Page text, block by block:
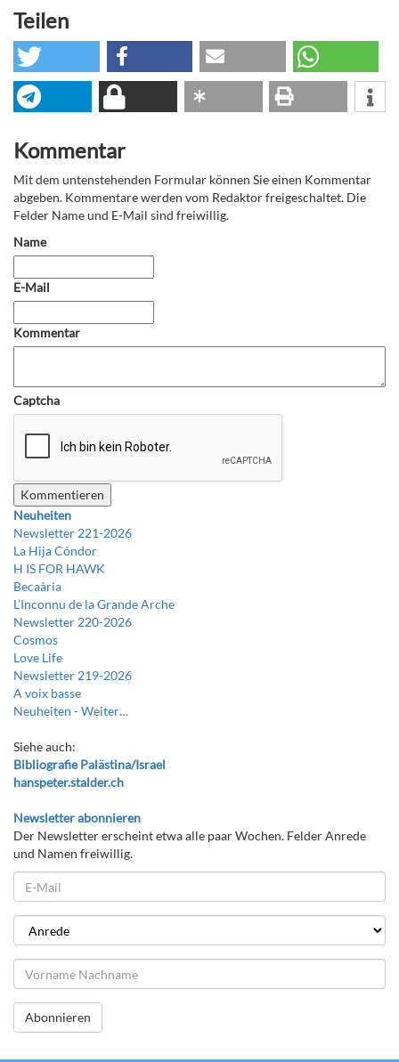
Teilen
Kommentar
Mit dem untenstehenden Formular können Sie einen Kommentar
abgeben. Kommentare werden vom Redaktor freigeschaltet. Die
Felder Name und E-Mail sind freiwillig.
Name
E-Mail
Kommentar
Captcha
Neuheiten
Newsletter 221-2026
La Hija Cóndor
H IS FOR HAWK
Becaària
L’Inconnu de la Grande Arche
Newsletter 220-2026
Cosmos
Love Life
Newsletter 219-2026
A voix basse
Neuheiten -Weiter…
Siehe auch:
Bibliografie Palästina/Israel
hanspeter.stalder.ch
Newsletter abonnieren
Der Newsletter erscheint etwa alle paar Wochen. Felder Anrede
und Namen freiwillig.
Abonnieren